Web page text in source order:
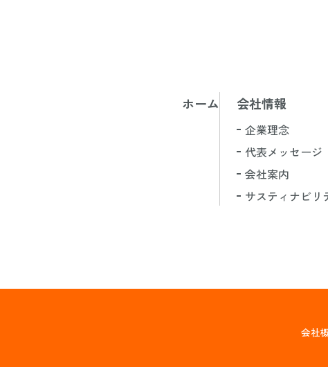
ホーム 会社情報
企業理念
代表メッセージ
会社案内
サスティナビリ
会社